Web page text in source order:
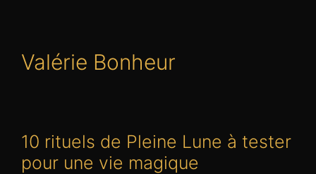
Valérie Bonheur
10 rituels de Pleine Lune à tester
pour une vie magique